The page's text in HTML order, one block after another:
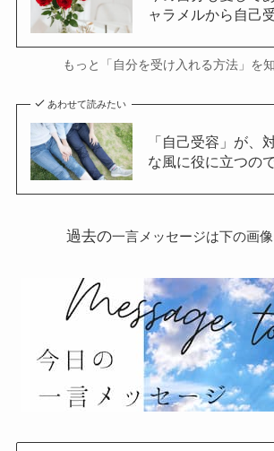
ャラメルから自己
もっと「自分を受け入れる方法」を
あわせて読みたい
「自己受容」が、
な風に役に立つの
過去の一言メッセージは下の画